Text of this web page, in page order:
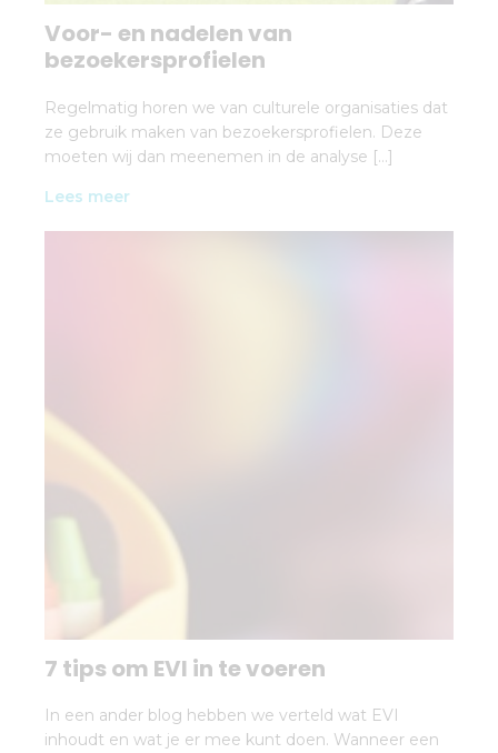
Voor- en nadelen van
bezoekersprofielen
Regelmatig horen we van culturele organisaties dat
ze gebruik maken van bezoekersprofielen. Deze
moeten wij dan meenemen in de analyse […]
Lees meer
7 tips om EVI in te voeren
In een ander blog hebben we verteld wat EVI
inhoudt en wat je er mee kunt doen. Wanneer een